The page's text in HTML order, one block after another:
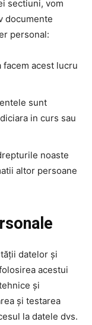
sectiuni, vom
documente
personal:
facem acest lucru
sunt
in curs sau
noaste
altor persoane
datelor și
acestui
și
și testarea
la datele dvs.